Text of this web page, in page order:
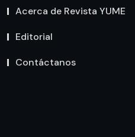
Acerca de Revista YUME
Editorial
Contáctanos